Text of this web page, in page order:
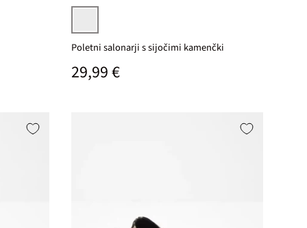
bisernata kovinska
Poletni salonarji s sijočimi kamenčki
Običajna cena
29,99 €